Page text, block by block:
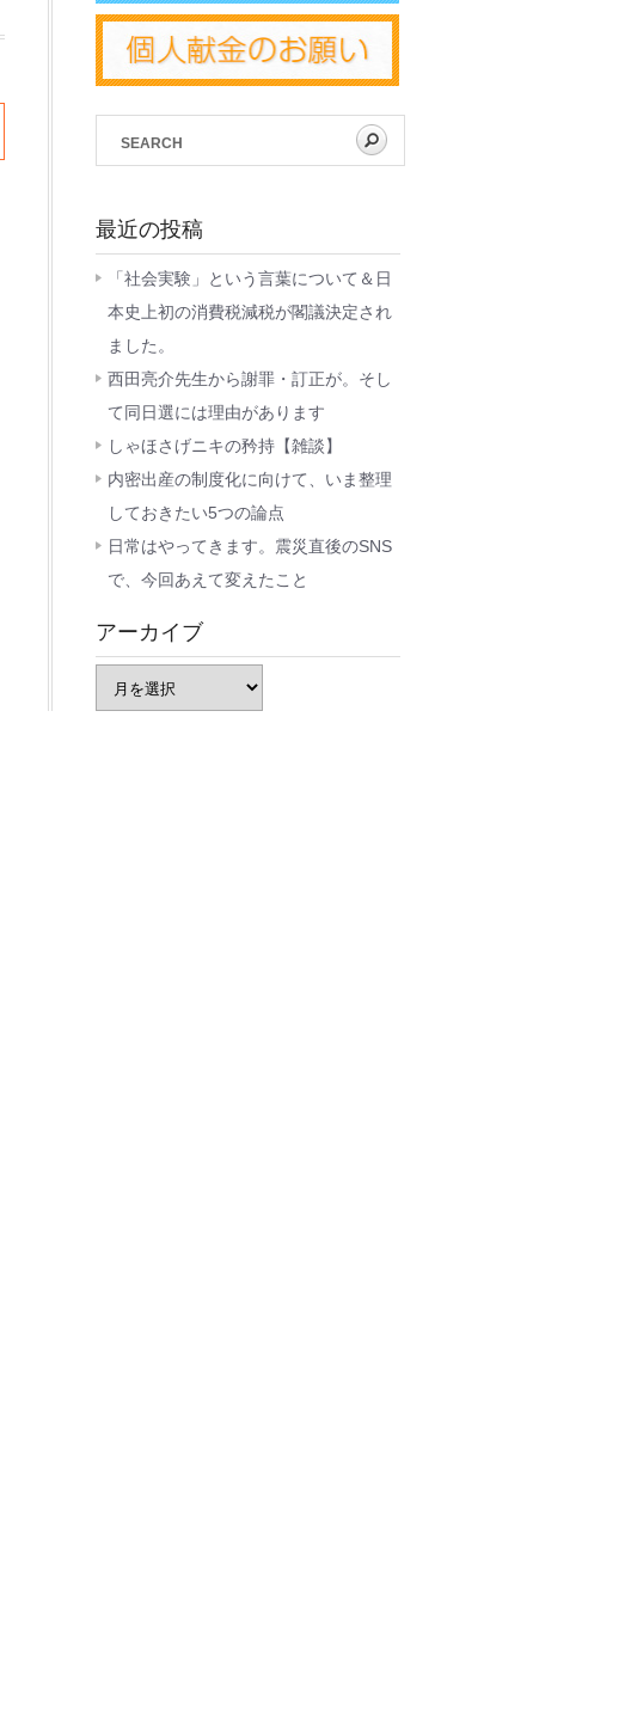
最近の投稿
「社会実験」という言葉について＆日
本史上初の消費税減税が閣議決定され
ました。
西田亮介先生から謝罪・訂正が。そし
て同日選には理由があります
しゃほさげニキの矜持【雑談】
内密出産の制度化に向けて、いま整理
しておきたい5つの論点
日常はやってきます。震災直後のSNS
で、今回あえて変えたこと
アーカイブ